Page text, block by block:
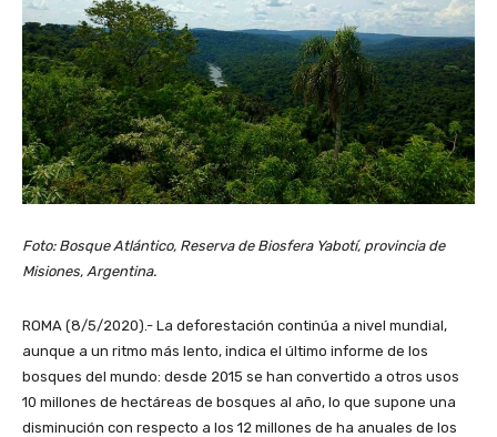
Foto: Bosque Atlántico, Reserva de Biosfera Yabotí, provincia de
Misiones, Argentina.
ROMA (8/5/2020).- La deforestación continúa a nivel mundial,
aunque a un ritmo más lento, indica el último informe de los
bosques del mundo: desde 2015 se han convertido a otros usos
10 millones de hectáreas de bosques al año, lo que supone una
disminución con respecto a los 12 millones de ha anuales de los